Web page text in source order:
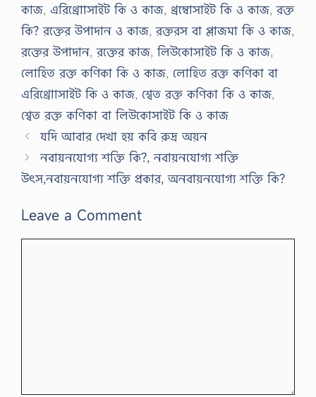
কাজ, এরিথ্রোাসাইট কি ও কাজ, থ্রম্বোসাইট কি ও কাজ,রক্ত
কি? রক্তের উপাদান ও কাজ,রক্তরস বা প্লাজমা কি ও কাজ,
রক্তের উপাদান,রক্তের কাজ,লিউকোসাইট কি ও কাজ,
লোহিত রক্ত কণিকা কি ও কাজ, লোহিত রক্ত কণিকা বা
এরিথ্রোাসাইট কি ও কাজ, শ্বেত রক্ত কণিকা কি ও কাজ,
শ্বেত রক্ত কণিকা বা লিউকোসাইট কি ও কাজ
যদি আবার দেখা হয় কবি রুদ্র অয়ন
নবায়নযোগ্য শক্তি কি?, নবায়নযোগ্য শক্তি
উৎস,নবায়নযোগ্য শক্তি প্রকার, অনবায়নযোগ্য শক্তি কি?
Leave a Comment